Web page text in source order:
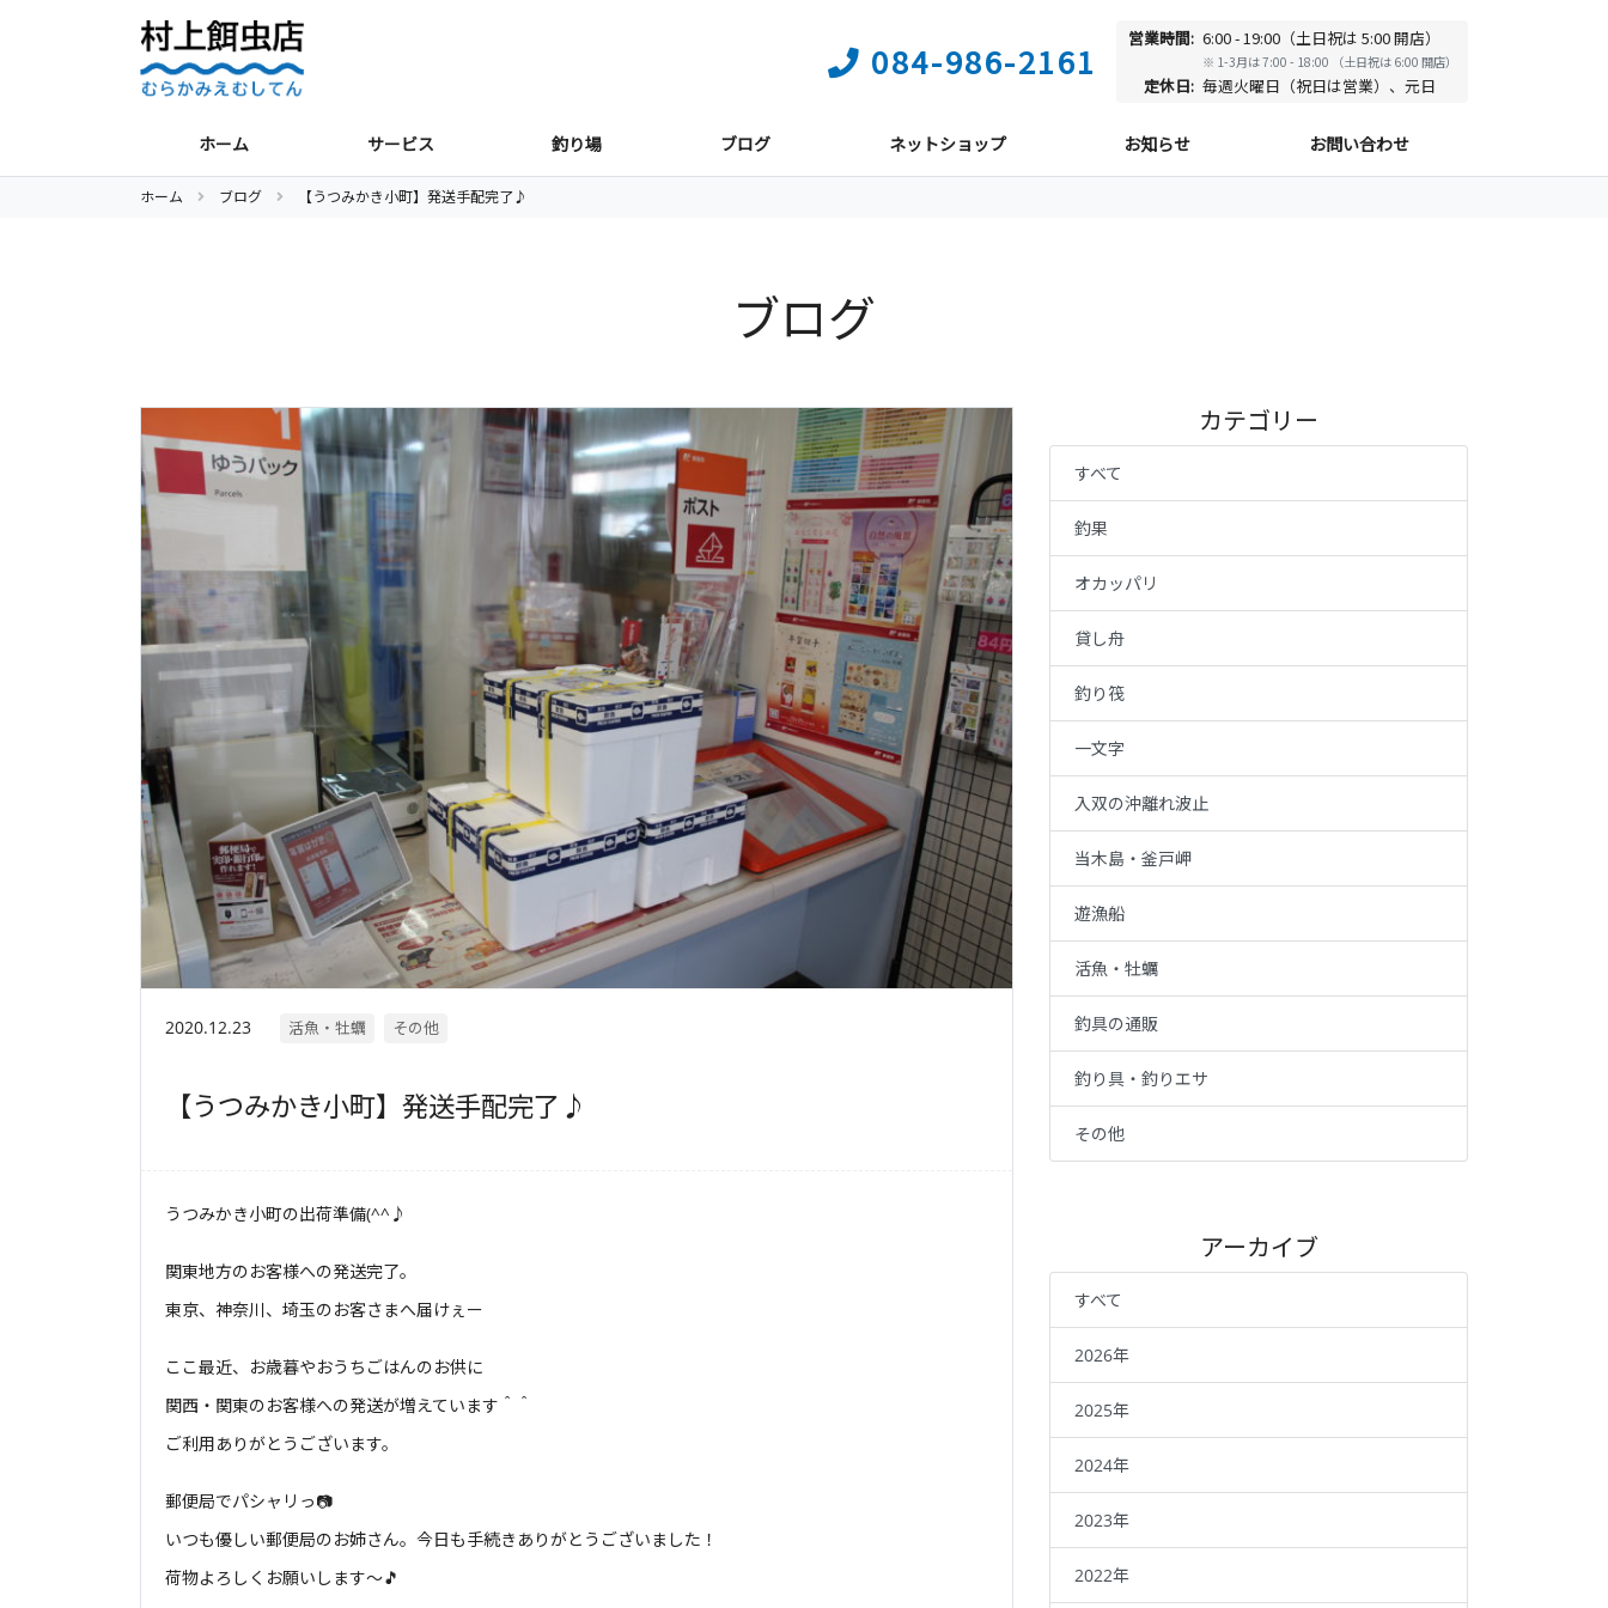
084-986-2161
営業時間: 6:00 - 19:00（土日祝は 5:00 開店）
※ 1-3月は 7:00 - 18:00 （土日祝は 6:00 開店）
定休日: 毎週火曜日（祝日は営業）、元日
ホーム サービス 釣り場 ブログ ネットショップ お知らせ お問い合わせ
ホーム ブログ 【うつみかき小町】発送手配完了♪
ブログ
2020.12.23 活魚・牡蠣 その他
【うつみかき小町】発送手配完了♪
うつみかき小町の出荷準備(^^♪
関東地方のお客様への発送完了。
東京、神奈川、埼玉のお客さまへ届けぇー
ここ最近、お歳暮やおうちごはんのお供に
関西・関東のお客様への発送が増えています＾＾
ご利用ありがとうございます。
郵便局でパシャリっ📷
いつも優しい郵便局のお姉さん。今日も手続きありがとうございました！
荷物よろしくお願いします～🎵
カテゴリー
すべて
釣果
オカッパリ
貸し舟
釣り筏
一文字
入双の沖離れ波止
当木島・釜戸岬
遊漁船
活魚・牡蠣
釣具の通販
釣り具・釣りエサ
その他
アーカイブ
すべて
2026年
2025年
2024年
2023年
2022年